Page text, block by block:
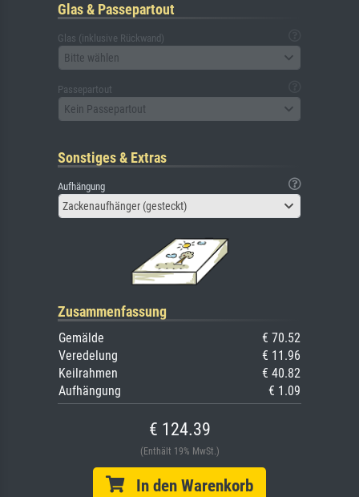
Glas & Passepartout
Glas (inklusive Rückwand)
Bitte wählen
Passepartout
Kein Passepartout
Sonstiges & Extras
Aufhängung
Zackenaufhänger (gesteckt)
Zusammenfassung
Gemälde
€ 70.52
Veredelung
€ 11.96
Keilrahmen
€ 40.82
Aufhängung
€ 1.09
€ 124.39
(Enthält 19% MwSt.)
In den Warenkorb